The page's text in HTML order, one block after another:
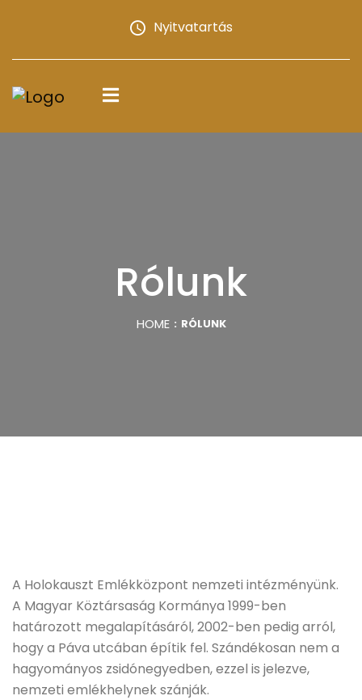
Nyitvatartás
Rólunk
HOME RÓLUNK
A Holokauszt Emlékközpont nemzeti intézményünk.
A Magyar Köztársaság Kormánya 1999-ben
határozott megalapításáról, 2002-ben pedig arról,
hogy a Páva utcában építik fel. Szándékosan nem a
hagyományos zsidónegyedben, ezzel is jelezve,
nemzeti emlékhelynek szánják.